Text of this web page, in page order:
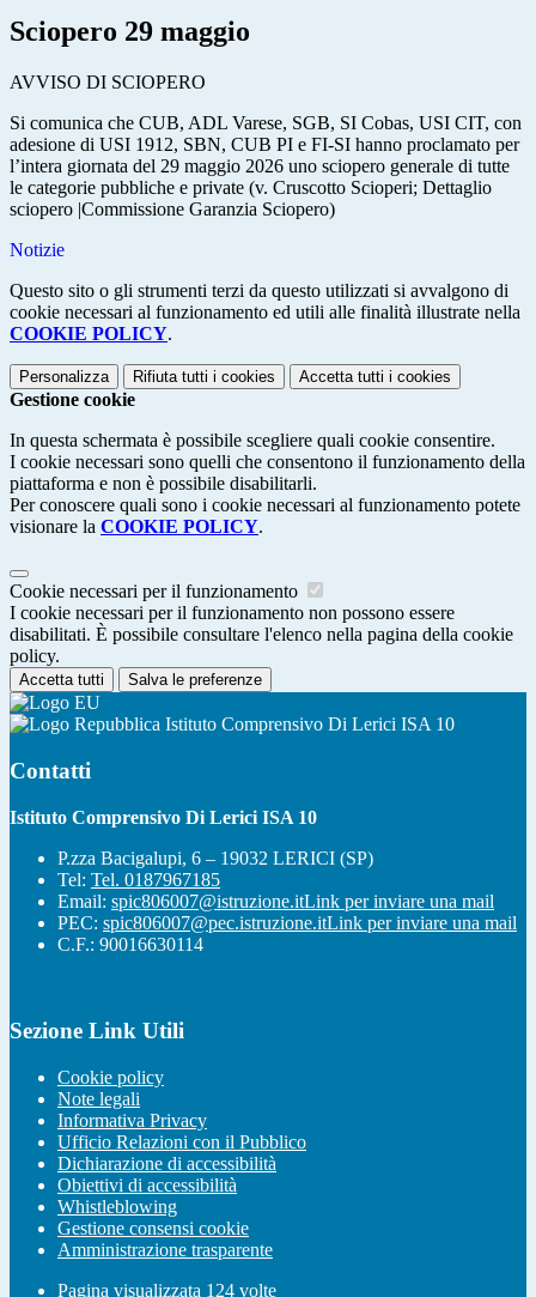
Sciopero 29 maggio
AVVISO DI SCIOPERO
Si comunica che CUB, ADL Varese, SGB, SI Cobas, USI CIT, con
adesione di USI 1912, SBN, CUB PI e FI-SI hanno proclamato per
l’intera giornata del 29 maggio 2026 uno sciopero generale di tutte
le categorie pubbliche e private (v. Cruscotto Scioperi; Dettaglio
sciopero |Commissione Garanzia Sciopero)
Notizie
Questo sito o gli strumenti terzi da questo utilizzati si avvalgono di
cookie necessari al funzionamento ed utili alle finalità illustrate nella
COOKIE POLICY.
Personalizza Rifiuta tutti i cookies Accetta tutti i cookies
Gestione cookie
In questa schermata è possibile scegliere quali cookie consentire.
I cookie necessari sono quelli che consentono il funzionamento della
piattaforma e non è possibile disabilitarli.
Per conoscere quali sono i cookie necessari al funzionamento potete
visionare la COOKIE POLICY.
Cookie necessari per il funzionamento
I cookie necessari per il funzionamento non possono essere
disabilitati. È possibile consultare l'elenco nella pagina della cookie
policy.
Accetta tutti Salva le preferenze
Istituto Comprensivo Di Lerici ISA 10
Contatti
Istituto Comprensivo Di Lerici ISA 10
P.zza Bacigalupi, 6 – 19032 LERICI (SP)
Tel: Tel. 0187967185
Email: spic806007@istruzione.itLink per inviare una mail
PEC: spic806007@pec.istruzione.itLink per inviare una mail
C.F.: 90016630114
Sezione Link Utili
Cookie policy
Note legali
Informativa Privacy
Ufficio Relazioni con il Pubblico
Dichiarazione di accessibilità
Obiettivi di accessibilità
Whistleblowing
Gestione consensi cookie
Amministrazione trasparente
Pagina visualizzata 124 volte